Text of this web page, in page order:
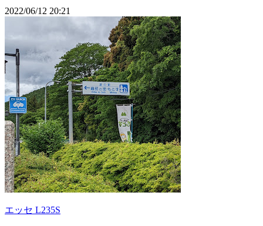
2022/06/12 20:21
エッセ L235S